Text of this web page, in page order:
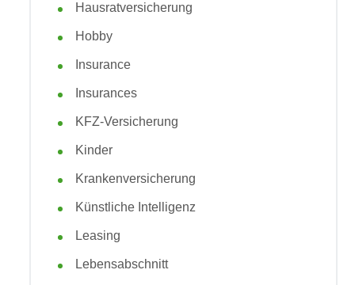
Hausratversicherung
Hobby
Insurance
Insurances
KFZ-Versicherung
Kinder
Krankenversicherung
Künstliche Intelligenz
Leasing
Lebensabschnitt